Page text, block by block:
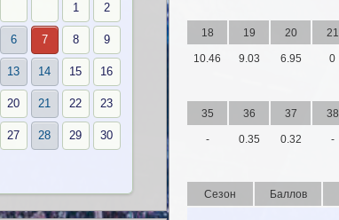
18 19 20 21
10.46 9.03 6.95 0
35 36 37 38
- 0.35 0.32 -
Сезон Баллов
1 2
6 7 8 9
13 14 15 16
20 21 22 23
27 28 29 30